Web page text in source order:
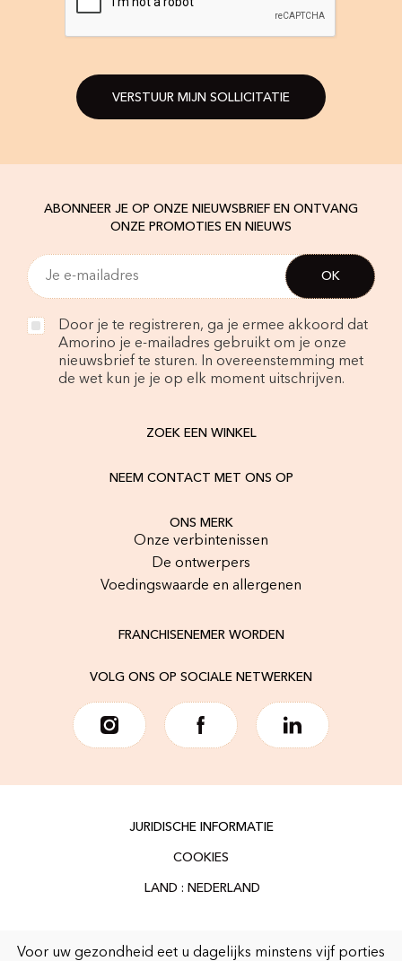
VERSTUUR MIJN SOLLICITATIE
ABONNEER JE OP ONZE NIEUWSBRIEF EN ONTVANG
ONZE PROMOTIES EN NIEUWS
Door je te registreren, ga je ermee akkoord dat
Amorino je e-mailadres gebruikt om je onze
nieuwsbrief te sturen. In overeenstemming met
de wet kun je je op elk moment uitschrijven.
ZOEK EEN WINKEL
NEEM CONTACT MET ONS OP
ONS MERK
Onze verbintenissen
De ontwerpers
Voedingswaarde en allergenen
FRANCHISENEMER WORDEN
VOLG ONS OP SOCIALE NETWERKEN
JURIDISCHE INFORMATIE
COOKIES
Voor uw gezondheid eet u dagelijks minstens vijf porties